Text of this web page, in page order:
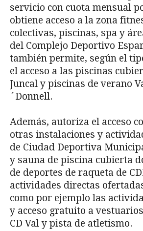
servicio con cuota mensual
obtiene acceso a la zona
colectivas, piscinas, spa y
del Complejo Deportivo
también permite, según el
el acceso a las piscinas
Juncal y piscinas de verano
´Donnell.
Además, autoriza el acceso
otras instalaciones y
de Ciudad Deportiva
y sauna de piscina cubierta
de deportes de raqueta de
actividades directas
como por ejemplo las
y acceso gratuito a
CD Val y pista de atletismo.